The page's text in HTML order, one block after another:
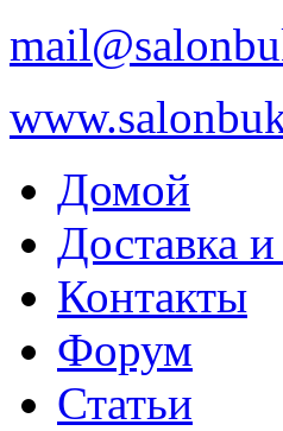
Домой
Доставка и
Контакты
Форум
Статьи